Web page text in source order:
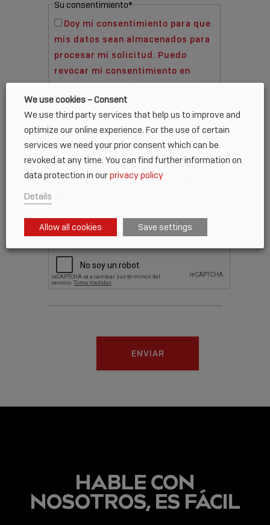
Su consentimiento*
Doy mi consentimiento para que
mis datos sean almacenados para
procesar mi solicitud. Puedo
revocar mi consentimiento en
cualquier momento enviando un
correo electrónico a
info@lindy.com. Puede encontrar
información conforme al Art. 13
del RGPD sobre el tratamiento de
sus datos personales en el marco
de nuestra relación comercial
CAPTCHA
ENVIAR
HABLE CON
NOSOTROS, ES FÁCIL
We use cookies – Consent
We use third party services that help us to improve and
optimize our online experience. For the use of certain
services we need your prior consent which can be
revoked at any time. You can find further information on
data protection in ourprivacy policy
Details
Allow all cookies Save settings